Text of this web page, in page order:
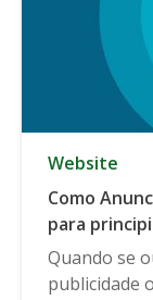
Website
Como
para
Quando se
publicidade